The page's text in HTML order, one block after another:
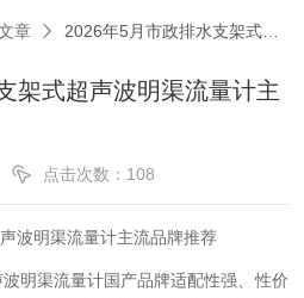
章 2026年5月市政排水支架式超声波明渠流量计主流品牌推荐​
架式超声波明渠流量计主
点击次数：108
波明渠流量计主流品牌推荐
明渠流量计国产品牌适配性强、性价